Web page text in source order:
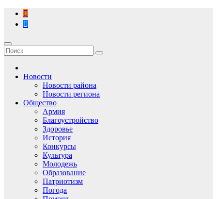
Перейти
содержимому
Новости
Новости района
Новости региона
Общество
Армия
Благоустройство
Здоровье
История
Конкурсы
Культура
Молодежь
Образование
Патриотизм
Погода